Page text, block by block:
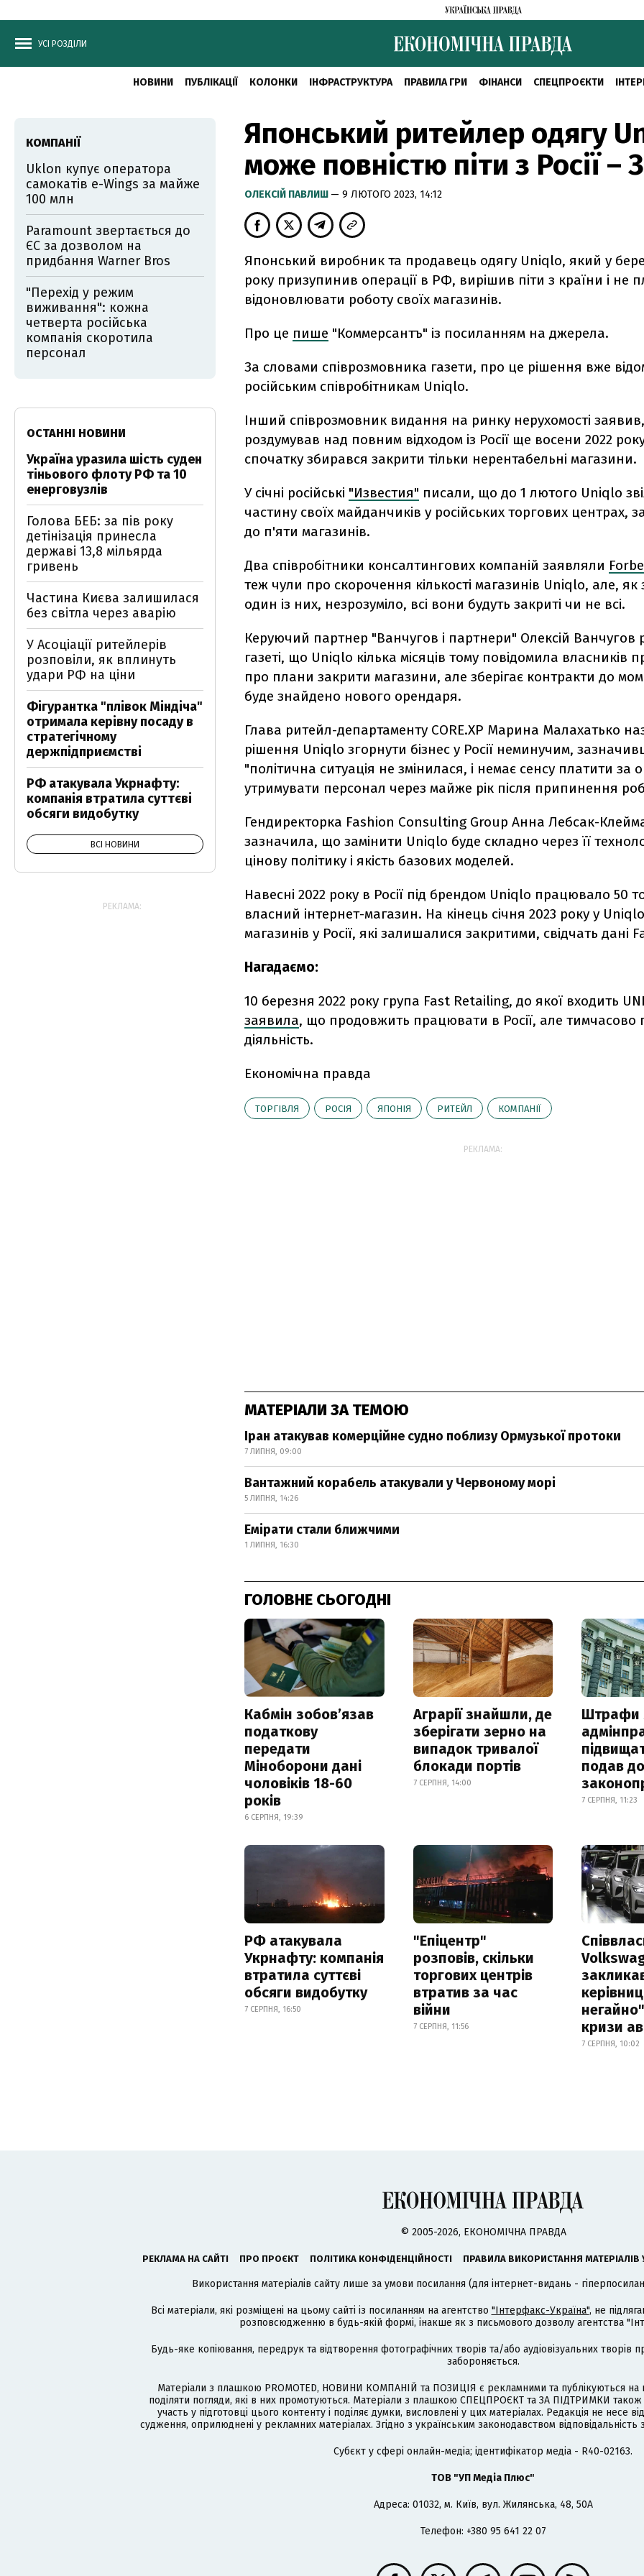
УСІ РОЗДІЛИ
НОВИНИ ПУБЛІКАЦІЇ КОЛОНКИ ІНФРАСТРУКТУРА ПРАВИЛА ГРИ ФІНАНСИ СПЕЦПРОЄКТИ
Японський ритейлер одягу
може повністю піти з Росії –
ОЛЕКСІЙ ПАВЛИШ — 9 ЛЮТОГО 2023, 14:12
Японський виробник та продавець одягу Uniqlo, який у
року призупинив операції в РФ, вирішив піти з країни і не
відоновлювати роботу своїх магазинів.
Про це пише "Коммерсантъ" із посиланням на джерела.
За словами співрозмовника газети, про це рішення вже
російським співробітникам Uniqlo.
Інший співрозмовник видання на ринку нерухомості
роздумував над повним відходом із Росії ще восени 2022
спочатку збирався закрити тільки нерентабельні магазини.
У січні російські "Известия" писали, що до 1 лютого Uniqlo
частину своїх майданчиків у російських торгових центрах,
до п'яти магазинів.
Два співробітники консалтингових компаній заявляли
теж чули про скорочення кількості магазинів Uniqlo, але, як
один із них, незрозуміло, всі вони будуть закриті чи не всі.
Керуючий партнер "Ванчугов і партнери" Олексій Ванчугов
газеті, що Uniqlo кілька місяців тому повідомила власників
про плани закрити магазини, але зберігає контракти до
буде знайдено нового орендаря.
Глава ритейл-департаменту СОRE.XP Марина Малахатько
рішення Uniqlo згорнути бізнес у Росії неминучим,
"політична ситуація не змінилася, і немає сенсу платити за
утримувати персонал через майже рік після припинення
Гендиректорка Fashion Consulting Group Анна Лебсак-
зазначила, що замінити Uniqlo буде складно через її
цінову політику і якість базових моделей.
Навесні 2022 року в Росії під брендом Uniqlo працювало 50
власний інтернет-магазин. На кінець січня 2023 року у
магазинів у Росії, які залишалися закритими, свідчать дані
Нагадаємо:
10 березня 2022 року група Fast Retailing, до якої входить
заявила, що продовжить працювати в Росії, але тимчасово
діяльність.
Економічна правда
ТОРГІВЛЯ РОСІЯ ЯПОНІЯ РИТЕЙЛ КОМПАНІЇ
РЕКЛАМА:
МАТЕРІАЛИ ЗА ТЕМОЮ
Іран атакував комерційне судно поблизу Ормузької протоки
7 ЛИПНЯ, 09:00
Вантажний корабель атакували у Червоному морі
5 ЛИПНЯ, 14:26
Емірати стали ближчими
1 ЛИПНЯ, 16:30
ГОЛОВНЕ СЬОГОДНІ
Кабмін зобовʼязав
податкову
передати
Міноборони дані
чоловіків 18-60
років
6 СЕРПНЯ, 19:39
Аграрії знайшли, де
зберігати зерно на
випадок тривалої
блокади портів
7 СЕРПНЯ, 14:00
Штрафи
подав
7 СЕРПНЯ, 11:23
РФ атакувала
Укрнафту: компанія
втратила суттєві
обсяги видобутку
7 СЕРПНЯ, 16:50
"Епіцентр"
розповів, скільки
торгових центрів
втратив за час
війни
7 СЕРПНЯ, 11:56
кризи
7 СЕРПНЯ, 10:02
КОМПАНІЇ
Uklon купує оператора
самокатів e-Wings за майже
100 млн
Paramount звертається до
ЄС за дозволом на
придбання Warner Bros
"Перехід у режим
виживання": кожна
четверта російська
компанія скоротила
персонал
ОСТАННІ НОВИНИ
Україна уразила шість суден
тіньового флоту РФ та 10
енерговузлів
Голова БЕБ: за пів року
детінізація принесла
державі 13,8 мільярда
гривень
Частина Києва залишилася
без світла через аварію
У Асоціації ритейлерів
розповіли, як вплинуть
удари РФ на ціни
Фігурантка "плівок Міндіча"
отримала керівну посаду в
стратегічному
держпідприємстві
РФ атакувала Укрнафту:
компанія втратила суттєві
обсяги видобутку
ВСІ НОВИНИ
РЕКЛАМА:
© 2005-2026, ЕКОНОМІЧНА ПРАВДА
РЕКЛАМА НА САЙТІ ПРО ПРОЄКТ ПОЛІТИКА КОНФІДЕНЦІЙНОСТІ ПРАВИЛА ВИКОРИСТАННЯ МАТЕРІАЛІВ
Використання матеріалів сайту лише за умови посилання (для інтернет-видань -
Всі матеріали, які розміщені на цьому сайті із посиланням на агентство "Інтерфакс-Україна", не
розповсюдженню в будь-якій формі, інакше як з письмового дозволу агентства
Будь-яке копіювання, передрук та відтворення фотографічних творів та/або аудіовізуальних
забороняється.
Матеріали з плашкою PROMOTED, НОВИНИ КОМПАНІЙ та ПОЗИЦІЯ є рекламними та публікуються на
поділяти погляди, які в них промотуються. Матеріали з плашкою СПЕЦПРОЄКТ та ЗА ПІДТРИМКИ
участь у підготовці цього контенту і поділяє думки, висловлені у цих матеріалах. Редакція не несе
судження, оприлюднені у рекламних матеріалах. Згідно з українським законодавством
Cубєкт у сфері онлайн-медіа; ідентифікатор медіа - R40-02163.
ТОВ "УП Медіа Плюс"
Адреса: 01032, м. Київ, вул. Жилянська, 48, 50А
Телефон: +380 95 641 22 07